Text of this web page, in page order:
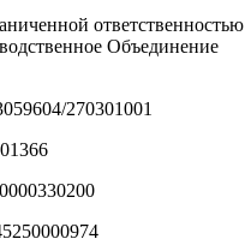
ответственностью
Объединение
270301001